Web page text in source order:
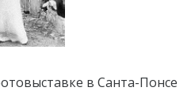
в Санта-Понсе